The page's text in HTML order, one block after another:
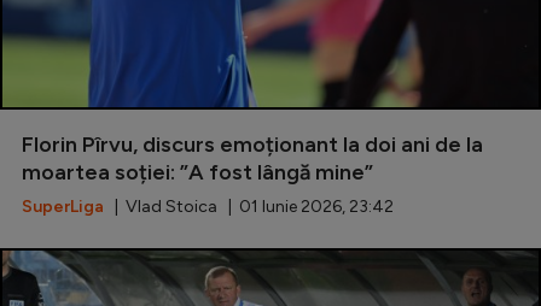
Florin Pîrvu, discurs emoționant la doi ani de la
moartea soției: ”A fost lângă mine”
SuperLiga | Vlad Stoica | 01 Iunie 2026, 23:42